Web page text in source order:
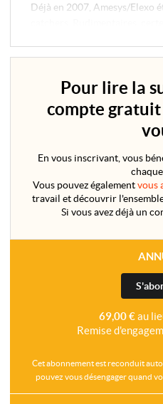
Déjà en 2007, Amesys/Elexo
Pour lire la
compte
En vous inscrivant, vous
Vous pouvez égalementvous
travail et découvrir
Si vous avez déjà un
69,00 €au
Remise
Cet abonnement est reconduit
pouvez vous désengager quand